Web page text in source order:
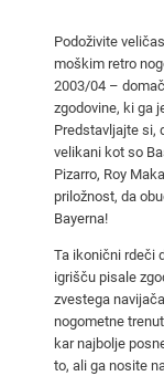
Podoživite
moškim retro
2003/04 –
zgodovine, ki ga
Predstavljajte si,
velikani kot so
Pizarro, Roy
priložnost, da
Bayerna!
Ta ikonični rdeči
igrišču pisale
zvestega
nogometne
kar najbolje
to, ali ga nosite